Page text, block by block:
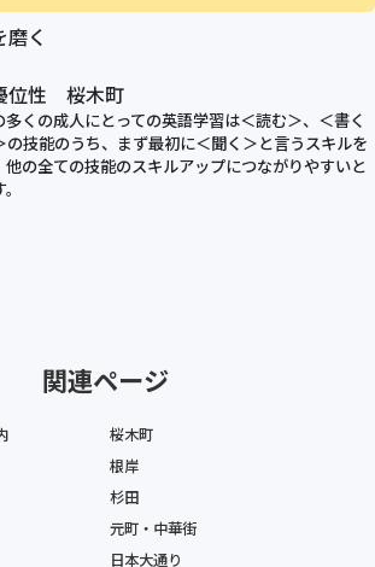
く
位性 桜木町
くの成人にとっての英語学習は＜読む＞、＜書く
技能のうち、まず最初に＜聞く＞と言うスキルを
の全ての技能のスキルアップにつながりやすいと
関連ページ
桜木町
根岸
杉田
元町・中華街
日本大通り